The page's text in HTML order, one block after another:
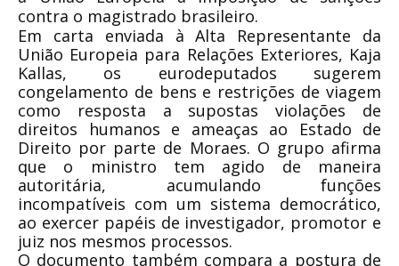
contra o magistrado brasileiro.
Em carta enviada à Alta Representante da
União Europeia para Relações Exteriores, Kaja
Kallas, os eurodeputados sugerem
congelamento de bens e restrições de viagem
como resposta a supostas violações de
direitos humanos e ameaças ao Estado de
Direito por parte de Moraes. O grupo afirma
que o ministro tem agido de maneira
autoritária, acumulando funções
incompatíveis com um sistema democrático,
ao exercer papéis de investigador, promotor e
juiz nos mesmos processos.
O documento também compara a postura de